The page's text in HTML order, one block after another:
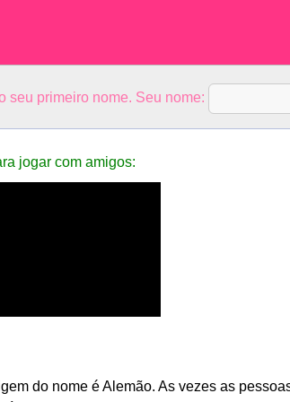
seu primeiro nome. Seu nome:
jogar com amigos:
do nome é Alemão. As vezes as